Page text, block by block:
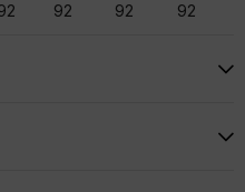
92 92 92